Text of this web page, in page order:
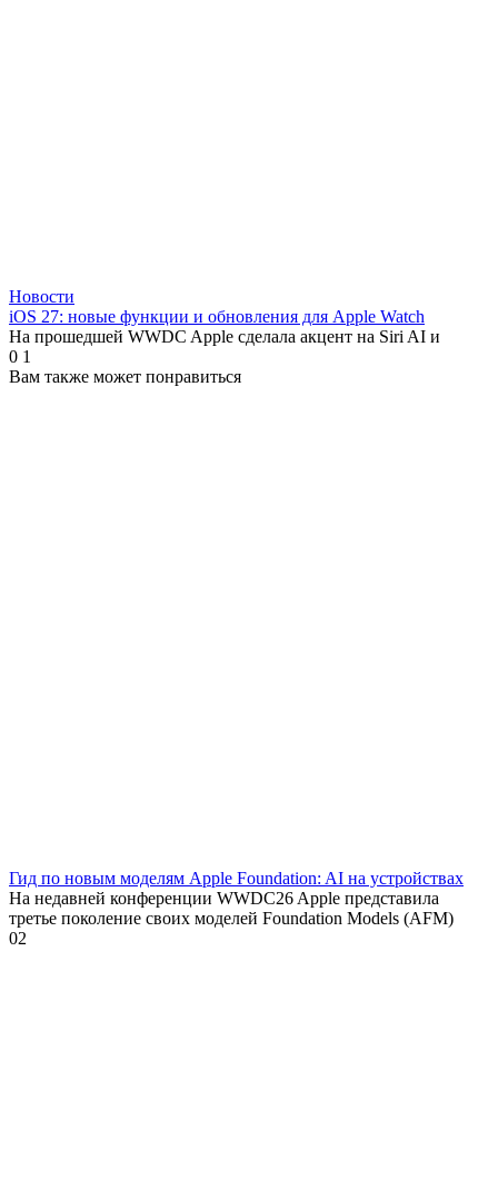
Новости
iOS 27: новые функции и обновления для Apple Watch
На прошедшей WWDC Apple сделала акцент на Siri AI и
0 1
Вам также может понравиться
Гид по новым моделям Apple Foundation: AI на устройствах
На недавней конференции WWDC26 Apple представила
третье поколение своих моделей Foundation Models (AFM)
02